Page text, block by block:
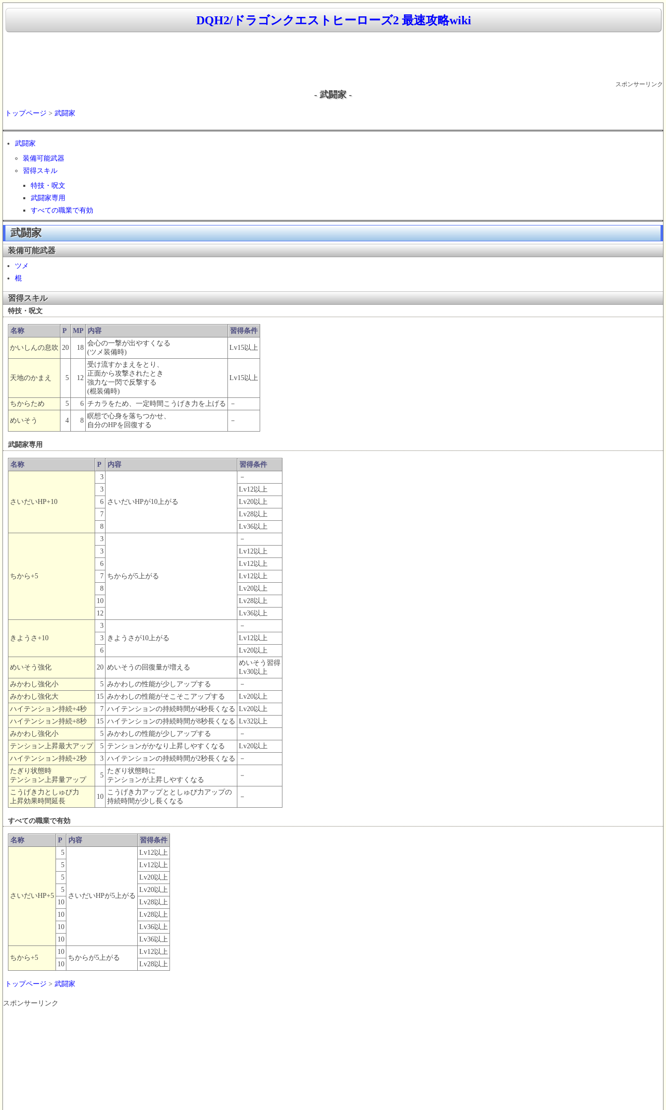
DQH2/ドラゴンクエストヒーローズ2 最速攻略wiki
スポンサーリンク
- 武闘家 -
トップページ > 武闘家
武闘家
装備可能武器
習得スキル
特技・呪文
武闘家専用
すべての職業で有効
武闘家
装備可能武器
ツメ
棍
習得スキル
特技・呪文
名称 P MP 内容 習得条件
かいしんの息吹 20 18
会心の一撃が出やすくなる
(ツメ装備時)
Lv15以上
天地のかまえ 5 12
受け流すかまえをとり、
正面から攻撃されたとき
強力な一閃で反撃する
(棍装備時)
Lv15以上
ちからため 5 6 チカラをため、一定時間こうげき力を上げる －
めいそう 4 8
瞑想で心身を落ちつかせ、
自分のHPを回復する
－
武闘家専用
名称 P 内容 習得条件
さいだいHP+10
3
さいだいHPが10上がる
－
3
Lv12以上
6
Lv20以上
7
Lv28以上
8
Lv36以上
ちから+5
3
ちからが5上がる
－
3
Lv12以上
6
Lv12以上
7
Lv12以上
8
Lv20以上
10
Lv28以上
12
Lv36以上
きようさ+10
3
きようさが10上がる
－
3
Lv12以上
6
Lv20以上
めいそう強化 20 めいそうの回復量が増える
めいそう習得
Lv30以上
みかわし強化小
5 みかわしの性能が少しアップする
－
みかわし強化大
15 みかわしの性能がそこそこアップする
Lv20以上
ハイテンション持続+4秒
7 ハイテンションの持続時間が4秒長くなる Lv20以上
ハイテンション持続+8秒
15 ハイテンションの持続時間が8秒長くなる Lv32以上
みかわし強化小
5 みかわしの性能が少しアップする
－
テンション上昇最大アップ
5 テンションがかなり上昇しやすくなる
Lv20以上
ハイテンション持続+2秒
3 ハイテンションの持続時間が2秒長くなる
－
たぎり状態時
テンション上昇量アップ
5
たぎり状態時に
テンションが上昇しやすくなる
－
こうげき力としゅび力
上昇効果時間延長
10
こうげき力アップととしゅび力アップの
持続時間が少し長くなる
－
すべての職業で有効
名称 P 内容 習得条件
さいだいHP+5
5
さいだいHPが5上がる
Lv12以上
5
Lv12以上
5
Lv20以上
5
Lv20以上
10
Lv28以上
10
Lv28以上
10
Lv36以上
10
Lv36以上
ちから+5
10
ちからが5上がる
Lv12以上
10
Lv28以上
トップページ > 武闘家
スポンサーリンク